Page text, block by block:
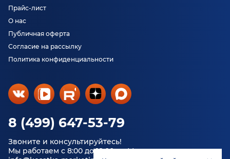
8 (499) 647-53-79
Звоните и консультируйтесь!
Мы работаем с 8:00 до 18:00 по Москве.
Прайс-лист
О нас
Публичная оферта
Согласие на рассылку
Политика конфиденциальности